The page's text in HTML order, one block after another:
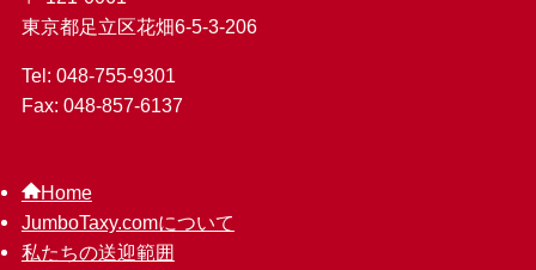
東京都足立区花畑6-5-3-206
Tel: 048-755-9301
Fax: 048-857-6137
Home
JumboTaxy.comについて
私たちの送迎範囲